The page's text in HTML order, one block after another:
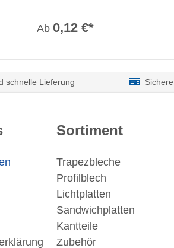
Ab 0,12 €*
schnelle Lieferung
Sortiment
Trapezbleche
Profilblech
Lichtplatten
Sandwichplatten
Kantteile
Zubehör